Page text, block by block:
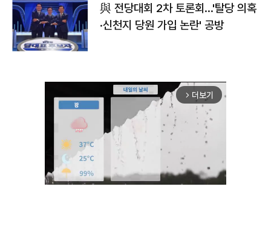
與 전당대회 2차 토론회…'탈당 의혹
·신천지 당원 가입 논란' 공방
arrow_forward_ios 더보기